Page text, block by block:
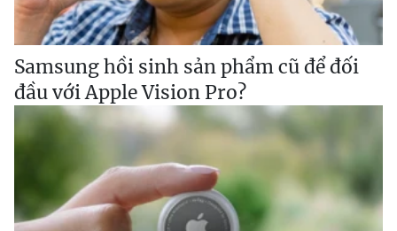
Samsung hồi sinh sản phẩm cũ để đối
đầu với Apple Vision Pro?